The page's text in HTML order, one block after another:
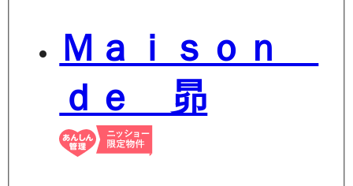
Ｍａｉｓｏｎ
ｄｅ 昴